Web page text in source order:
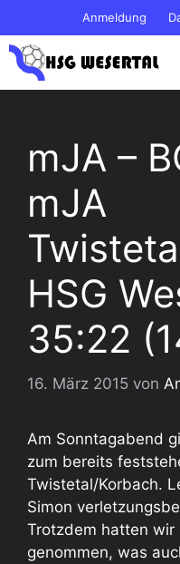
Inhalt
springen
Anmeldung
mJA –
mJA
HSG
35:22
16. März 2015 von
Am Sonntagabend
zum bereits
Twistetal/Korbach.
Simon
Trotzdem hatten wir
genommen, was